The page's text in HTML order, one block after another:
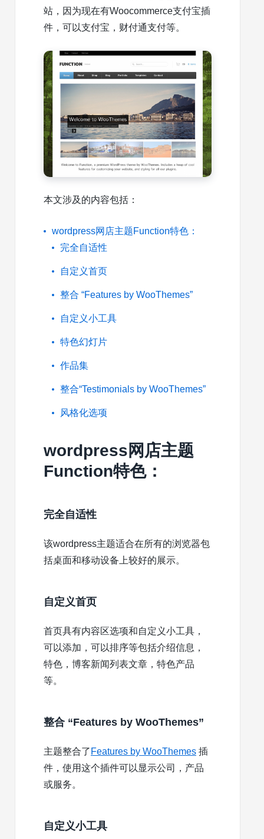
站，因为现在有Woocommerce支付宝插
件，可以支付宝，财付通支付等。
本文涉及的内容包括：
wordpress网店主题Function特色：
完全自适性
自定义首页
整合 “Features by WooThemes”
自定义小工具
特色幻灯片
作品集
整合“Testimonials by WooThemes”
风格化选项
wordpress网店主题
Function特色：
完全自适性
该wordpress主题适合在所有的浏览器包
括桌面和移动设备上较好的展示。
自定义首页
首页具有内容区选项和自定义小工具，
可以添加，可以排序等包括介绍信息，
特色，博客新闻列表文章，特色产品
等。
整合 “Features by WooThemes”
主题整合了 Features by WooThemes 插
件，使用这个插件可以显示公司，产品
或服务。
自定义小工具